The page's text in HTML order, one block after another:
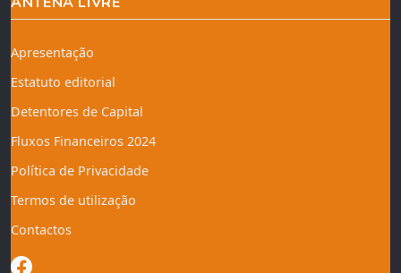
Apresentação
Estatuto editorial
Detentores de Capital
Fluxos Financeiros 2024
Política de Privacidade
Termos de utilização
Contactos